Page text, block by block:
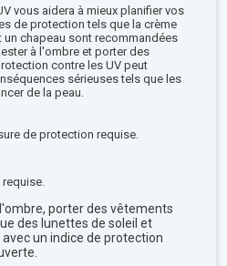
vous aidera à mieux planifier vos
de protection tels que la crème
chapeau sont recommandées
à l'ombre et porter des
contre les UV peut
sérieuses tels que les
de la peau.
de protection requise.
porter des vêtements
des lunettes de soleil et
un indice de protection